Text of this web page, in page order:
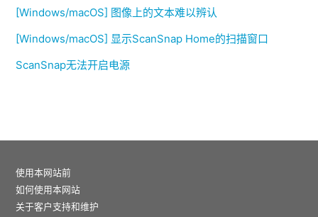
[Windows/macOS] 图像上的文本难以辨认
[Windows/macOS] 显示ScanSnap Home的扫描窗口
ScanSnap无法开启电源
使用本网站前
如何使用本网站
关于客户支持和维护